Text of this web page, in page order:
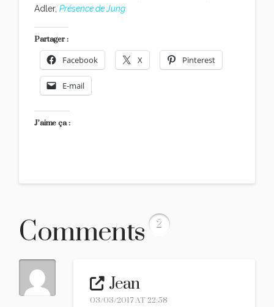
Adler,Présence de Jung
Partager :
Facebook X Pinterest
E-mail
J’aime ça :
Comments 2
Jean
03/03/2017 AT 22:58